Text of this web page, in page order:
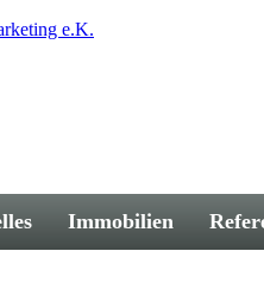
e.K.
Immobilien